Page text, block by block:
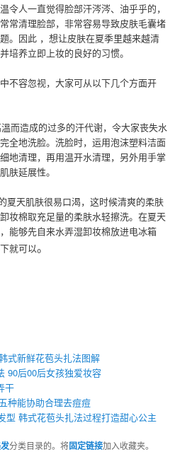
令人一直觉得脸部汗涔涔、油乎乎的，
常清理脸部，非常容易导致皮肤毛囊堵
。因此 ，想让皮肤在夏季里越来越清
培养立即上妆的良好的习惯。
不容忽视，大家可从以下几个方面开
而造成的过多的汗代谢，令大家丧失水
全地洗脸。洗脸时，运用泡沫塑料洁面
地清理，再用温开水清理，另外用手掌
肤延展性。
夏天肌肤很易口渴，这时候清爽的柔肤
妆棉取充足量的柔肤水轻擦洗。在夏天
能够先自来水弄湿卸妆棉放进电冰箱
就可以。
式新鲜花苞头扎法图解
90后00后女孩独爱妆容
干
种能协助合理去痘痘
型 韩式花苞头扎法过程打造甜心公主
分类目录的。将固定链接加入收藏夹。